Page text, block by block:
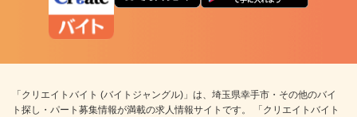
「クリエイトバイト (バイトジャングル)」は、埼玉県幸手市・その他のバイ
ト探し・パート募集情報が満載の求人情報サイトです。 「クリエイトバイト